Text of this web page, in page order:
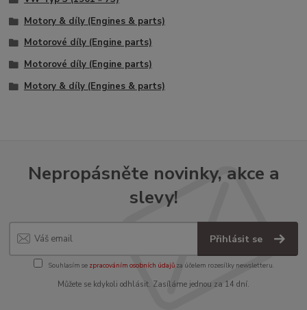
Motory & díly (Engines & parts)
Motorové díly (Engine parts)
Motorové díly (Engine parts)
Motory & díly (Engines & parts)
Nepropásněte novinky, akce a
slevy!
Přihlásit se
Souhlasím se zpracováním osobních údajůza účelem rozesílky newsletteru.
Můžete se kdykoli odhlásit. Zasíláme jednou za 14 dní.